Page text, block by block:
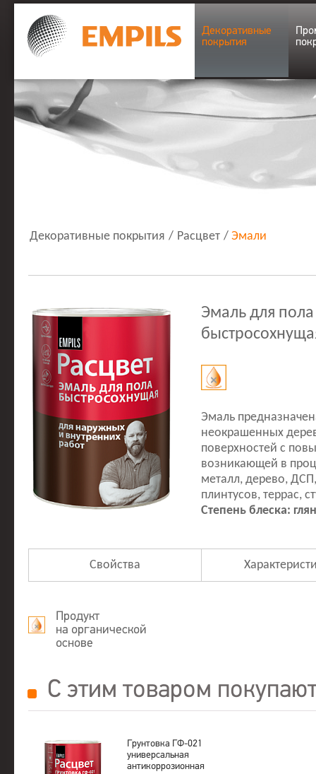
Декоративные
покрытия
Декоративные покрытия / Расцвет /Эмали
Эмаль для
Эмаль
неокрашенных
поверхностей с
возникающей в
металл, дерево,
плинтусов, террас,
Степень блеска:
Свойства
Продукт
на органической
основе
С этим товаром
Грунтовка ГФ-021
универсальная
антикоррозионная